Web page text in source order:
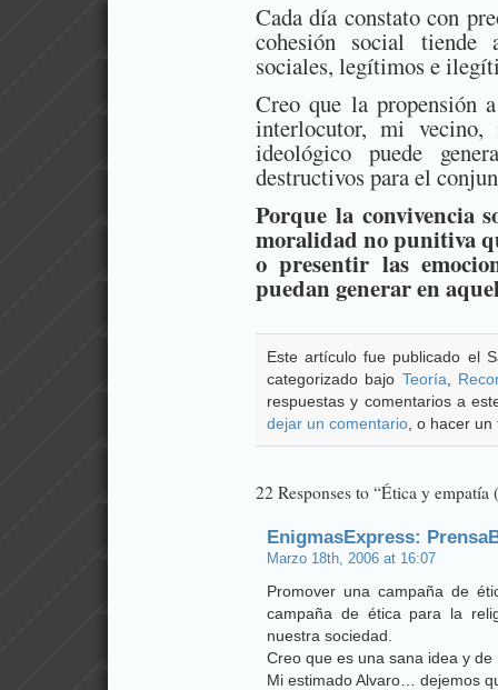
Cada día constato con
cohesión social tiende
sociales, legítimos e
Creo que la propensión
interlocutor, mi
ideológico puede
destructivos para el
Porque la convivencia
moralidad no punitiva
o presentir las
puedan generar en
Este artículo fue publicado el
categorizado bajo Teoría
respuestas y comentarios a
dejar un comentario , o hacer
22 Responses to “Ética y empatía
EnigmasExpress:
Marzo 18th, 2006 at 16:07
Promover una campaña de
campaña de ética para la
nuestra sociedad.
Creo que es una sana idea y
Mi estimado Alvaro… dejemos